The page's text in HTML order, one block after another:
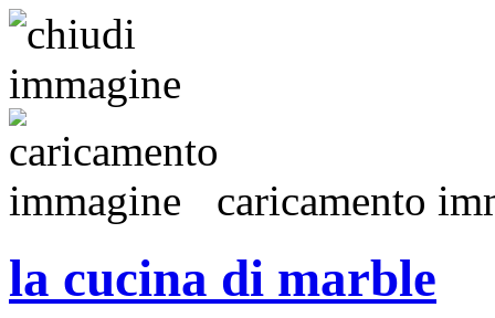
caricamento
la cucina di marble